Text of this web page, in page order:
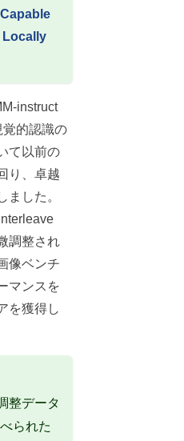
Locally
instruct
覚的認識の
て以前の
り、卓越
ました。
調整され
像ベンチ
マンスを
を獲得し
整データ
られた